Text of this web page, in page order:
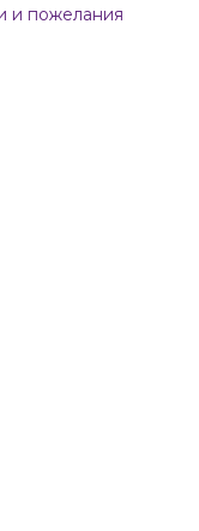
и пожелания